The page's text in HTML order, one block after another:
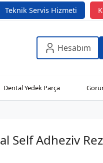
Teknik Servis Hizmeti
Hesabım
Dental Yedek Parça
Self Adheziv